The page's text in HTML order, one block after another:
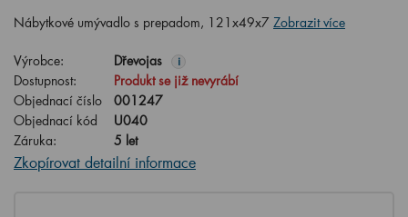
Nábytkové umývadlo s prepadom, 121x49x7 Zobrazit více
Výrobce: Dřevojas i
Dostupnost:
Produkt se již nevyrábí
Objednací číslo
001247
Objednací kód
U040
Záruka:
5 let
Zkopírovat detailní informace